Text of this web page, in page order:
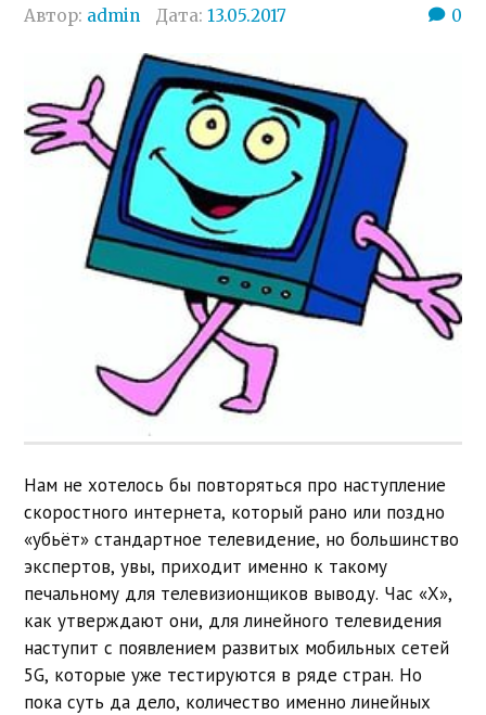
Автор: admin Дата:13.05.2017 0
Нам не хотелось бы повторяться про наступление
скоростного интернета, который рано или поздно
«убьёт» стандартное телевидение, но большинство
экспертов, увы, приходит именно к такому
печальному для телевизионщиков выводу. Час «Х»,
как утверждают они, для линейного телевидения
наступит с появлением развитых мобильных сетей
5G, которые уже тестируются в ряде стран. Но
пока суть да дело, количество именно линейных